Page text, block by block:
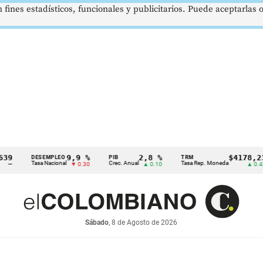
DESEMPLEO
Tasa Nacional
9,9 %
▼ 0.30
PIB
Crec. Anual
2,8 %
▲ 0.10
TRM
Tasa Rep. Moneda
$4178,23
▲ 0.42
Sábado, 8 de Agosto de 2026
estadísticos, funcionales y publicitarios. Puede aceptarlas